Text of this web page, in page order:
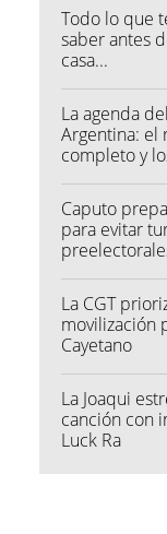
Todo lo que
saber antes
casa...
La agenda
Argentina: el
completo y
Caputo
para evitar
La CGT
movilización
Cayetano
La Joaqui
canción con
Luck Ra